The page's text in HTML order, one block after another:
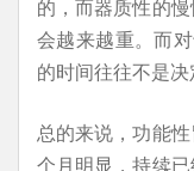
的，而器质性的
会越来越重。而
的时间往往不是决
总的来说，功能
个月明显，持续